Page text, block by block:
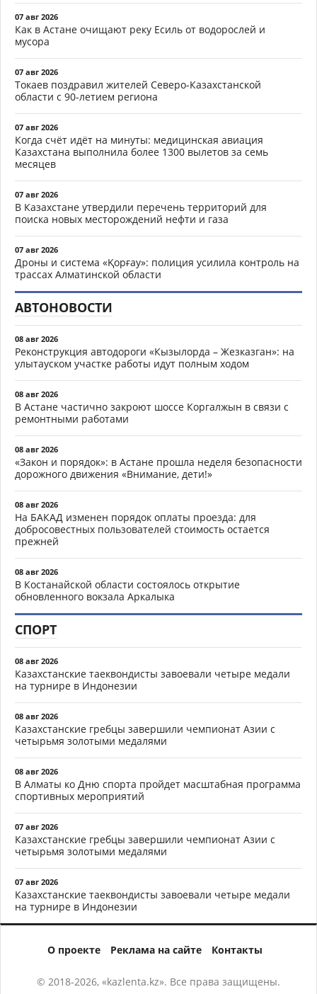
07 авг 2026
Как в Астане очищают реку Есиль от водорослей и
мусора
07 авг 2026
Токаев поздравил жителей Северо-Казахстанской
области с 90-летием региона
07 авг 2026
Когда счёт идёт на минуты: медицинская авиация
Казахстана выполнила более 1300 вылетов за семь
месяцев
07 авг 2026
В Казахстане утвердили перечень территорий для
поиска новых месторождений нефти и газа
07 авг 2026
Дроны и система «Қорғау»: полиция усилила контроль на
трассах Алматинской области
АВТОНОВОСТИ
08 авг 2026
Реконструкция автодороги «Кызылорда – Жезказган»: на
улытауском участке работы идут полным ходом
08 авг 2026
В Астане частично закроют шоссе Коргалжын в связи с
ремонтными работами
08 авг 2026
«Закон и порядок»: в Астане прошла неделя безопасности
дорожного движения «Внимание, дети!»
08 авг 2026
На БАКАД изменен порядок оплаты проезда: для
добросовестных пользователей стоимость остается
прежней
08 авг 2026
В Костанайской области состоялось открытие
обновленного вокзала Аркалыка
СПОРТ
08 авг 2026
Казахстанские таеквондисты завоевали четыре медали
на турнире в Индонезии
08 авг 2026
Казахстанские гребцы завершили чемпионат Азии с
четырьмя золотыми медалями
08 авг 2026
В Алматы ко Дню спорта пройдет масштабная программа
спортивных мероприятий
07 авг 2026
Казахстанские гребцы завершили чемпионат Азии с
четырьмя золотыми медалями
07 авг 2026
Казахстанские таеквондисты завоевали четыре медали
на турнире в Индонезии
О проекте Реклама на сайте Контакты
© 2018-2026, «kazlenta.kz». Все права защищены.